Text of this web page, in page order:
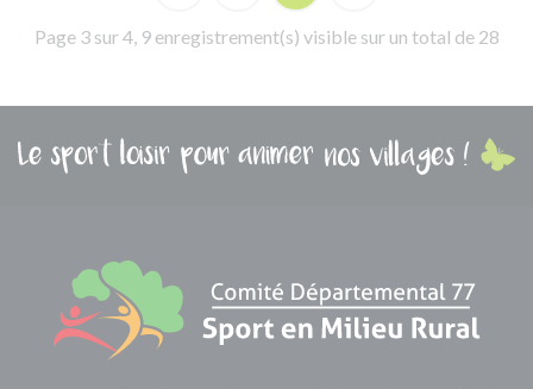
Page 3 sur 4, 9 enregistrement(s) visible sur un total de 28